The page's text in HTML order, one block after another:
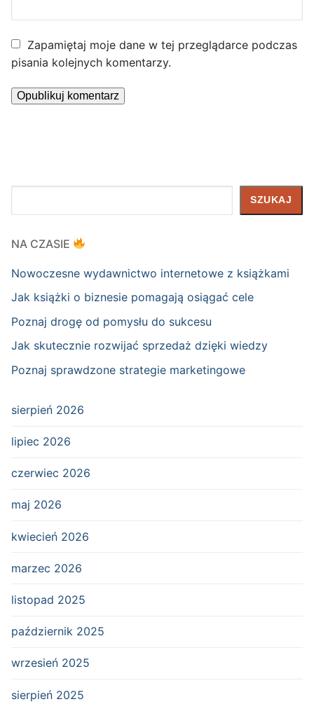
Zapamiętaj moje dane w tej przeglądarce podczas
pisania kolejnych komentarzy.
SZUKAJ
NA CZASIE
Nowoczesne wydawnictwo internetowe z książkami
Jak książki o biznesie pomagają osiągać cele
Poznaj drogę od pomysłu do sukcesu
Jak skutecznie rozwijać sprzedaż dzięki wiedzy
Poznaj sprawdzone strategie marketingowe
sierpień 2026
lipiec 2026
czerwiec 2026
maj 2026
kwiecień 2026
marzec 2026
listopad 2025
październik 2025
wrzesień 2025
sierpień 2025